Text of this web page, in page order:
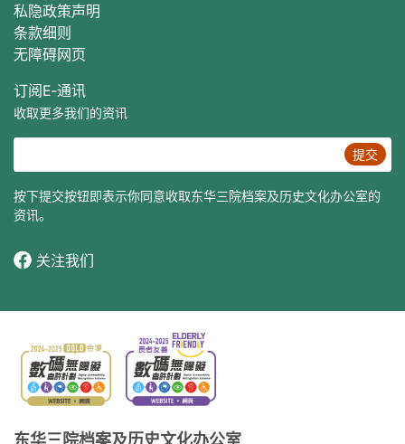
私隐政策声明
条款细则
无障碍网页
订阅E‐通讯
收取更多我们的资讯
提交
按下提交按钮即表示你同意收取东华三院档案及历史文化办公室的
资讯。
关注我们